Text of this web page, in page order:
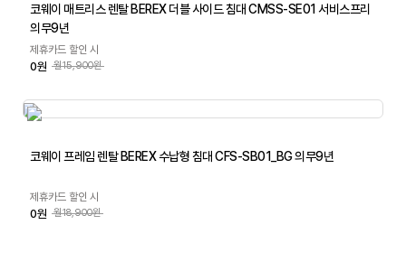
코웨이 매트리스 렌탈 BEREX 더블 사이드 침대 CMSS-SE01 서비스프리
의무9년
제휴카드 할인 시
0원 월15,900원
코웨이 프레임 렌탈 BEREX 수납형 침대 CFS-SB01_BG 의무9년
제휴카드 할인 시
0원 월18,900원